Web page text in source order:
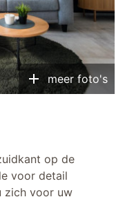
add meer foto's
op de
voor detail
zich voor uw